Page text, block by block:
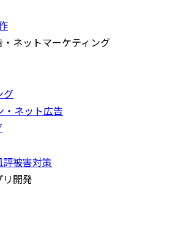
ネットマーケティング
グ
・ネット広告
被害対策
開発